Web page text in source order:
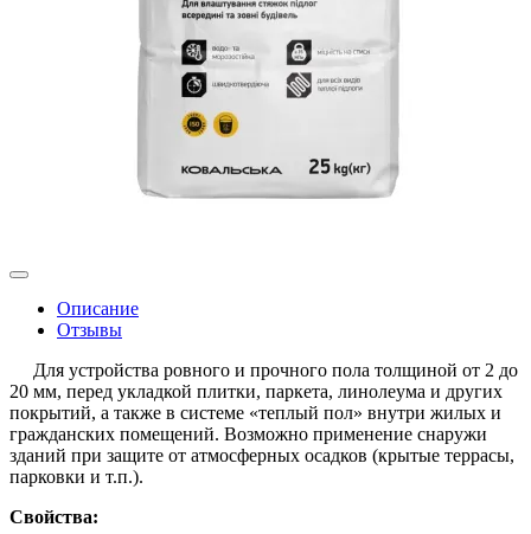
Описание
Отзывы
Для устройства ровного и прочного пола толщиной от 2 до
20 мм, перед укладкой плитки, паркета, линолеума и других
покрытий, а также в системе «теплый пол» внутри жилых и
гражданских помещений. Возможно применение снаружи
зданий при защите от атмосферных осадков (крытые террасы,
парковки и т.п.).
Свойства: